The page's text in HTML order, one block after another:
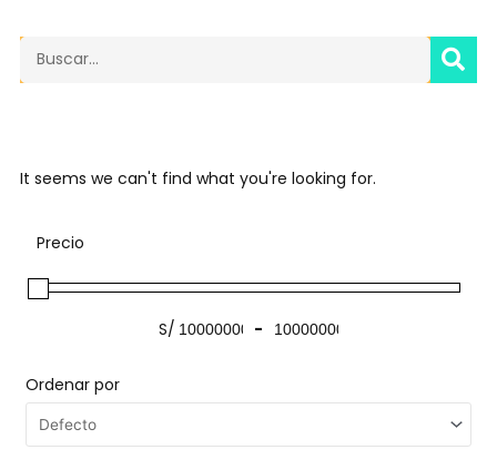
Search
It seems we can't find what you're looking for.
Precio
S/ -
Ordenar por